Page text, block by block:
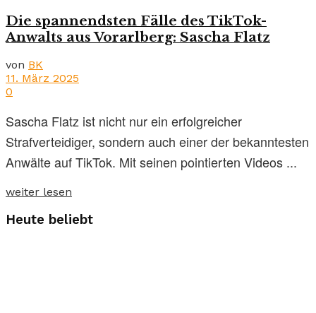
Die spannendsten Fälle des TikTok-
Anwalts aus Vorarlberg: Sascha Flatz
von BK
11. März 2025
0
Sascha Flatz ist nicht nur ein erfolgreicher
Strafverteidiger, sondern auch einer der bekanntesten
Anwälte auf TikTok. Mit seinen pointierten Videos ...
weiter lesen
Heute beliebt